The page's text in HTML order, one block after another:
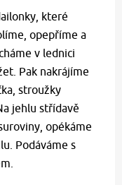
které
opepříme a
v lednici
Pak nakrájíme
stroužky
jehlu střídavě
opékáme
Podáváme s